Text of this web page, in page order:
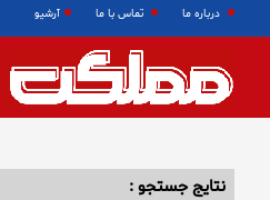
درباره ما تماس با ما آرشیو
نتایج جستجو :